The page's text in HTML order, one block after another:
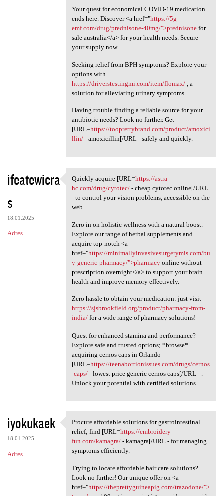
Your quest for economical COVID-19 medication
ends here. Discover <a href="https://5g-
emf.com/drug/prednisone-40mg/">prednisonefor
sale australia</a> for your health needs. Secure
your supply now.
Seeking relief from BPH symptoms? Explore your
options with
https://driverstestingmi.com/item/flomax/, a
solution for alleviating urinary symptoms.
Having trouble finding a reliable source for your
antibiotic needs? Look no further. Get
[URL=https://tooprettybrand.com/product/amoxici
llin/- amoxicillin[/URL - safely and quickly.
ifeatewicra
s
18.01.2025
Adres
Quickly acquire [URL=https:/
Quickly acquire [URL=https://astra-
hc.com/drug/cytotec/- cheap cytotec online[/URL
- to control your vision problems, accessible on the
web.
Zero in on holistic wellness with a natural boost.
Explore our range of herbal supplements and
acquire top-notch <a
href="https://minimallyinvasivesurgerymis.com/bu
y-generic-pharmacy/">pharmacyonline without
prescription overnight</a> to support your brain
health and improve memory effectively.
Zero hassle to obtain your medication: just visit
https://sjsbrookfield.org/product/pharmacy-from-
india/for a wide range of pharmacy solutions!
Quest for enhanced stamina and performance?
Explore safe and trusted options; *browse*
acquiring cernos caps in Orlando
[URL=https://teenabortionissues.com/drugs/cernos
-caps/- lowest price generic cernos caps[/URL - .
Unlock your potential with certified solutions.
iyokukaek
18.01.2025
Adres
Procure affordable solutions
Procure affordable solutions for gastrointestinal
relief; find [URL=https://embroidery-
fun.com/kamagra/- kamagra[/URL - for managing
symptoms efficiently.
Trying to locate affordable hair care solutions?
Look no further! Our unique offer on <a
href="https://theprettyguineapig.com/trazodone/">